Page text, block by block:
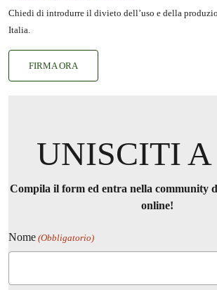
Chiedi di introdurre il divieto dell’uso e della
Italia.
FIRMA ORA
UNISCITI
Compila il form ed entra nella community
online!
Nome (Obbligatorio)